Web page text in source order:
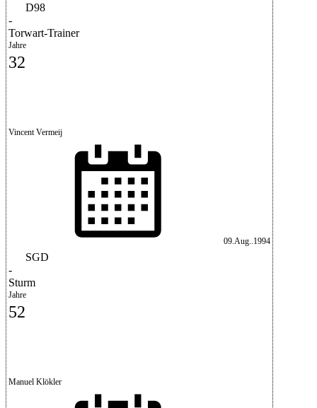
D98
-
Torwart-Trainer
Jahre
32
Vincent Vermeij
09.Aug..1994
SGD
-
Sturm
Jahre
52
Manuel Klökler